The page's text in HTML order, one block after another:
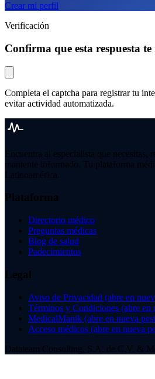
Crear mi perfil
Verificación
Confirma que esta respuesta
Completa el captcha para registrar tu
evitar actividad automatizada.
Encuentra al especialista que necesitas,
mantente informado. Tu plataforma
Latinoamérica.
Plataforma
Directorio médico
Preguntas médicas
Blog de salud
Padecimientos
Legal
Aviso de Privacidad (abre en
Términos y Condiciones (abre en
MedicalManik (abre en nueva
Acceso médicos (abre en nueva
Datateam Consulting, S.A. de C.V. &